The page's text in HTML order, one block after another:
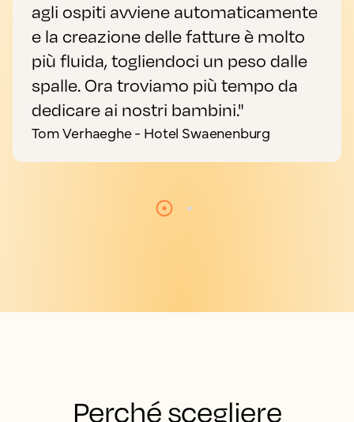
agli ospiti avviene automaticamente
e la creazione delle fatture è molto
più fluida, togliendoci un peso dalle
spalle. Ora troviamo più tempo da
dedicare ai nostri bambini."
Tom Verhaeghe - Hotel Swaenenburg
Perché scegliere